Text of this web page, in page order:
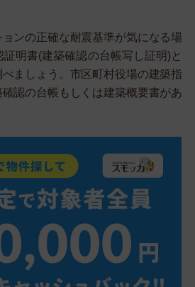
ンの正確な耐震基準が気になる場
明書(建築確認の台帳写し証明)と
ましょう。市区町村役場の建築指
認の台帳もしくは建築概要書があ